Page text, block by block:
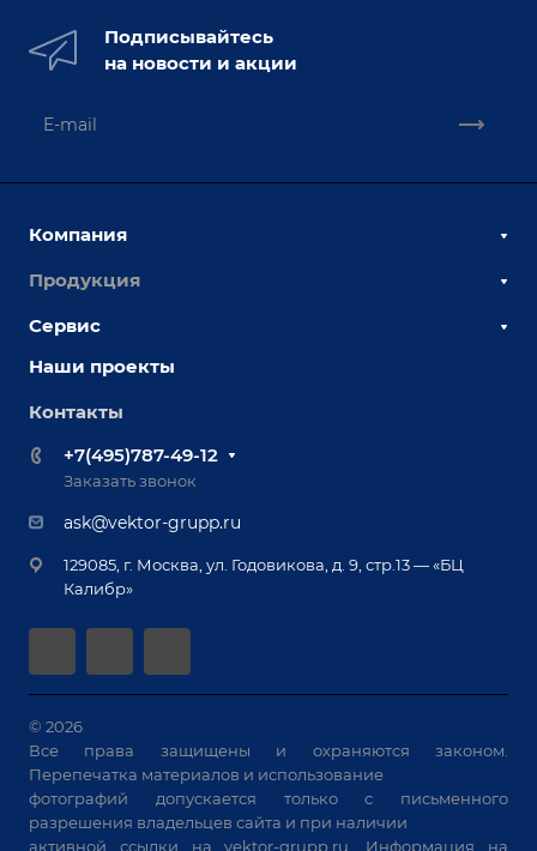
Подписывайтесь
на новости и акции
Компания
О компании
Выставки и мероприятия
Вопрос ответ
Реквизиты
Документы
Продукция
Сборочно-сварочные столы
Оснастка для сварочных столов
Оборудование для приварки крепежа
Приварной крепеж
Специализированные решения для сварки
Позиционеры и вращатели
Машины контактной сварки
Универсальные зажимы
Системы аспирации
Станки лазерной резки
Сервис
Сервисное обслуживание
Обучение
Лизинг
Гарантия
автоматизации
Наши проекты
Контакты
+7(495)787-49-12
Заказать звонок
ask@vektor-grupp.ru
129085, г. Москва, ул. Годовикова, д. 9, стр.13 — «БЦ
Калибр»
© 2026
Все права защищены и охраняются законом.
Перепечатка материалов и использование
фотографий допускается только с письменного
разрешения владельцев сайта и при наличии
активной ссылки наvektor-grupp.ru . Информация на